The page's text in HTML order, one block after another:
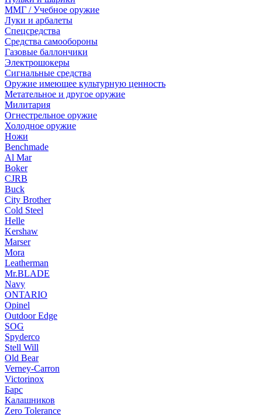
ММГ / Учебное оружие
Луки и арбалеты
Спецсредства
Средства самообороны
Газовые баллончики
Электрошокеры
Сигнальные средства
Оружие имеющее культурную ценность
Метательное и другое оружие
Милитария
Огнестрельное оружие
Холодное оружие
Ножи
Benchmade
Al Mar
Boker
CJRB
Buck
City Brother
Cold Steel
Helle
Kershaw
Marser
Mora
Leatherman
Mr.BLADE
Navy
ONTARIO
Opinel
Outdoor Edge
SOG
Spyderco
Stell Will
Old Bear
Verney-Carron
Victorinox
Барс
Калашников
Zero Tolerance